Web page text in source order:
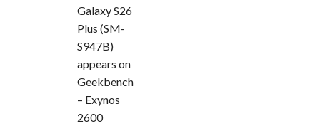
Galaxy S26
Plus (SM-
S947B)
appears on
Geekbench
– Exynos
2600